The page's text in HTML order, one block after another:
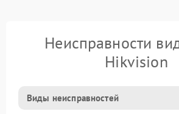
Неисправности
Hikvision
Виды неисправностей